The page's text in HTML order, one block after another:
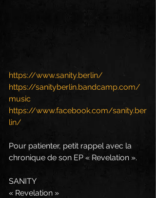
https://www.sanity.berlin/
https://sanityberlin.bandcamp.com/
music
https://www.facebook.com/sanity.ber
lin/
Pour patienter, petit rappel avec la
chronique de son EP « Revelation ».
SANITY
« Revelation »